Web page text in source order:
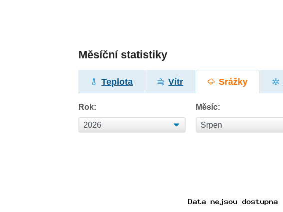
Měsíční statistiky
Teplota Vítr Srážky
Rok: Měsíc: